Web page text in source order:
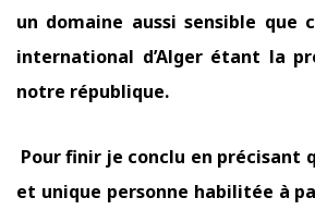
un domaine aussi sensible que
international d’Alger étant la
notre république.
Pour finir je conclu en précisant
et unique personne habilitée à